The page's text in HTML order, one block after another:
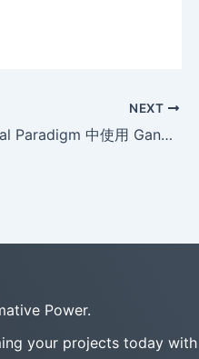
NEXT
新功能：在 Visual Paradigm 中使用 Gane 和 Sarson 数据流图
Power.
your projects today